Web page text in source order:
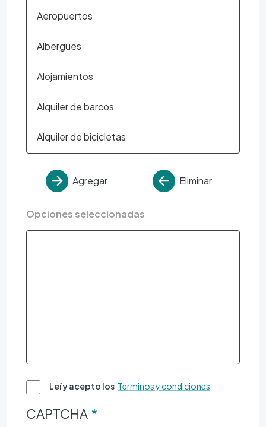
Agregar Eliminar
Opciones seleccionadas
Leí y acepto los Terminos y condiciones
CAPTCHA